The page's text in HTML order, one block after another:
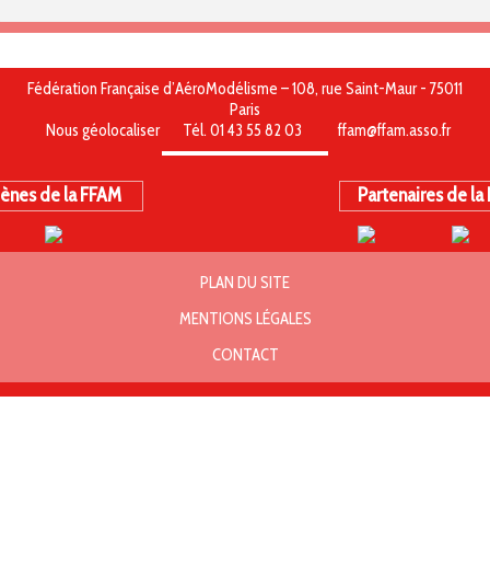
Fédération Française d’AéroModélisme – 108, rue Saint-Maur - 75011
Paris
Nous géolocaliser
Tél. 01 43 55 82 03 ffam@ffam.asso.fr
de la FFAM Partenaires de la
PLAN DU SITE
MENTIONS LÉGALES
CONTACT